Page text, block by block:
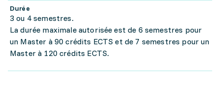
Durée
3 ou 4 semestres.
La durée maximale autorisée est de 6 semestres pour
un Master à 90 crédits ECTS et de 7 semestres pour un
Master à 120 crédits ECTS.